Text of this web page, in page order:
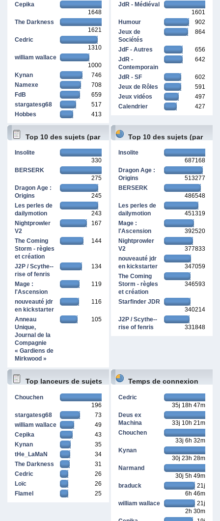
Cepika
1648
The Darkness
1621
Cedric
1310
william wallace
1000
Kynan
746
Namexe
708
FdB
659
stargatesg68
517
Hobbes
413
JdR - Médiéval
1601
Humour
902
Jeux de
Sociétés
864
JdF - Autres
656
JdR -
Contemporain
642
JdR - SF
602
Jeux de Rôles
591
Jeux vidéos
497
Calendrier
427
Top 10 des sujets (par
Insolite
330
BERSERK
275
Dragon Age :
Origins
245
Les perles de
dailymotion
243
Nightprowler
V2
167
The Coming
Storm - règles
et création
144
J2P / Scythe--
rise of fenris
134
Mage :
l'Ascension
119
nouveauté jdr
en kickstarter
116
Anneau
Unique,
Journal de la
Compagnie
« Gardiens de
Mirkwood »
105
Top 10 des sujets (par
Insolite
687168
Dragon Age :
Origins
513277
BERSERK
486548
Les perles de
dailymotion
451319
Mage :
l'Ascension
392520
Nightprowler
V2
377833
nouveauté jdr
en kickstarter
347059
The Coming
Storm - règles
et création
346593
Starfinder JDR
340214
J2P / Scythe--
rise of fenris
331848
Top lanceurs de sujets
Chouchen
196
stargatesg68
73
william wallace
49
Cepika
43
Kynan
35
tHe_LaMaN
34
The Darkness
31
Cedric
26
Loïc
26
Flamel
25
Temps de connexion
Cedric
35j 18h 47m
Deus ex
Machina
33j 10h 21m
Chouchen
33j 6h 32m
Kynan
30j 23h 28m
Narmand
30j 5h 49m
braduck
21j
6h 46m
william wallace
21j
2h 30m